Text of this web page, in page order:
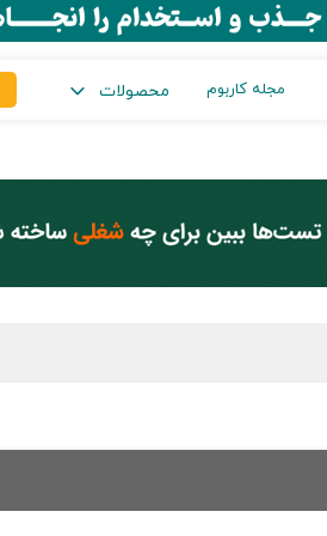
مجله کاربوم محصولات